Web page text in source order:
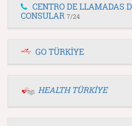
CENTRO DE LLAMADAS
CONSULAR 7/24
GO TÜRKİYE
HEALTH TÜRKİYE